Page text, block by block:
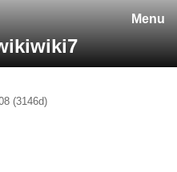
Menu
(3146d)